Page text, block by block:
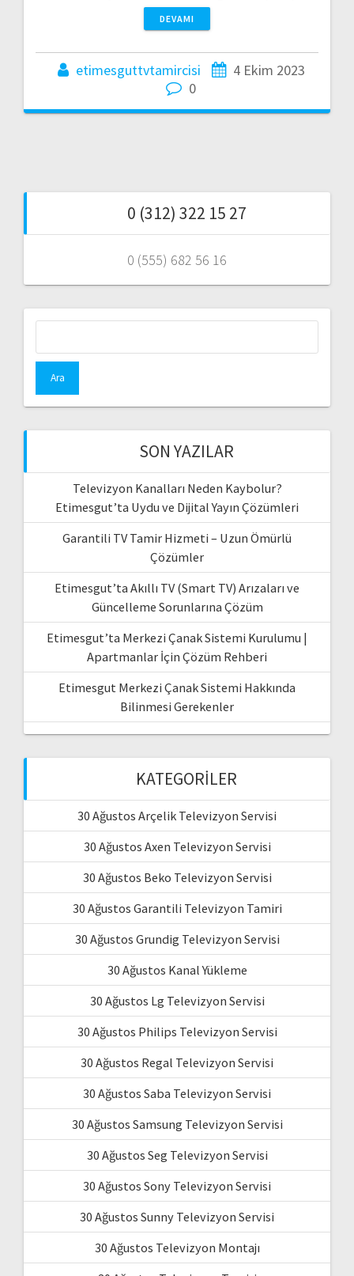
DEVAMI
etimesguttvtamircisi
4 Ekim 2023
0
0 (312) 322 15 27
0 (555) 682 56 16
SON YAZILAR
Televizyon Kanalları Neden Kaybolur?
Etimesgut’ta Uydu ve Dijital Yayın Çözümleri
Garantili TV Tamir Hizmeti – Uzun Ömürlü
Çözümler
Etimesgut’ta Akıllı TV (Smart TV) Arızaları ve
Güncelleme Sorunlarına Çözüm
Etimesgut’ta Merkezi Çanak Sistemi Kurulumu |
Apartmanlar İçin Çözüm Rehberi
Etimesgut Merkezi Çanak Sistemi Hakkında
Bilinmesi Gerekenler
KATEGORILER
30 Ağustos Arçelik Televizyon Servisi
30 Ağustos Axen Televizyon Servisi
30 Ağustos Beko Televizyon Servisi
30 Ağustos Garantili Televizyon Tamiri
30 Ağustos Grundig Televizyon Servisi
30 Ağustos Kanal Yükleme
30 Ağustos Lg Televizyon Servisi
30 Ağustos Philips Televizyon Servisi
30 Ağustos Regal Televizyon Servisi
30 Ağustos Saba Televizyon Servisi
30 Ağustos Samsung Televizyon Servisi
30 Ağustos Seg Televizyon Servisi
30 Ağustos Sony Televizyon Servisi
30 Ağustos Sunny Televizyon Servisi
30 Ağustos Televizyon Montajı